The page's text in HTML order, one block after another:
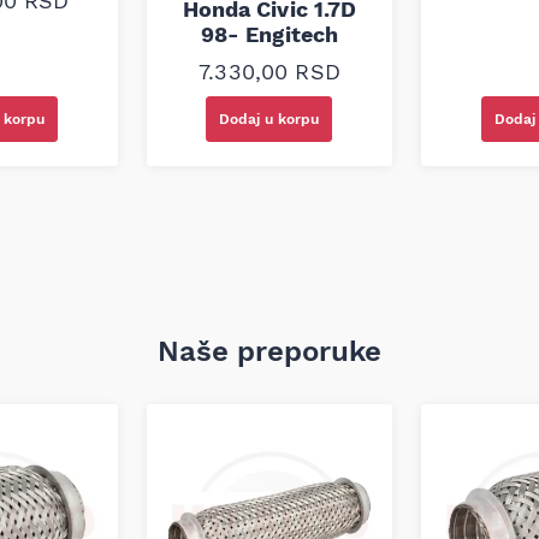
korpu
Honda Civic 1.7D
98- Engitech
7.330,00 RSD
Dodaj u korpu
Naše preporuke